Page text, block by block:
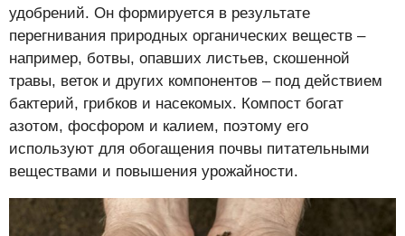
удобрений. Он формируется в результате
перегнивания природных органических веществ –
например, ботвы, опавших листьев, скошенной
травы, веток и других компонентов – под действием
бактерий, грибков и насекомых. Компост богат
азотом, фосфором и калием, поэтому его
используют для обогащения почвы питательными
веществами и повышения урожайности.